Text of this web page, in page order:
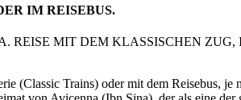
IM REISEBUS.
(Classic Trains) oder mit dem Reisebus,